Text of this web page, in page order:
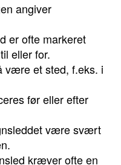
angiver
er ofte markeret
eller for.
være et sted, f.eks. i
før eller efter
være svært
kræver ofte en